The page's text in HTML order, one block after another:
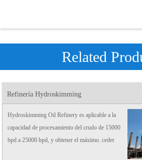
Related
Refinería Hydroskimming
Hydroskimming Oil Refinery es aplicable a la
capacidad de procesamiento del crudo de 15000
bpd a 25000 bpd, y obtener el máximo. ceder